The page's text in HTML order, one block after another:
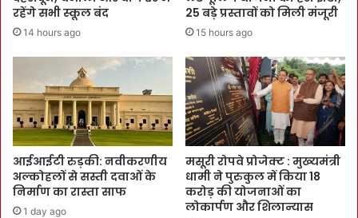
रहेंगे सभी स्कूल बंद
14 hours ago
25 बड़े प्रस्तावों को मिली मंजूरी
15 hours ago
आईआईटी रुड़की: नवीकरणीय
अल्कोहलों से सस्ती दवाओं के
निर्माण का रास्ता साफ
1 day ago
मसूरी रोपवे प्रोजेक्ट : मुख्‍यमंत्री
धामी ने पुरुकुल में किया 18
करोड़ की योजनाओं का
लोकार्पण और शिलान्यास